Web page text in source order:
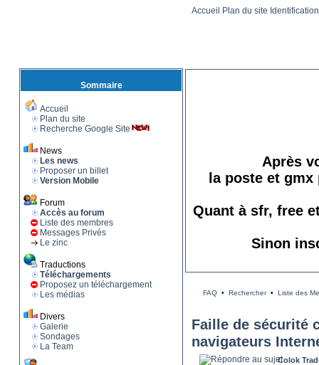
Accueil Plan du site
Sommaire
Accueil
Plan du site
Recherche Google Site
News
Les news
Proposer un billet
Version Mobile
Forum
Accès au forum
Liste des membres
Messages Privés
Le zinc
Traductions
Téléchargements
Proposez un téléchargement
Les médias
Divers
Galerie
Sondages
La Team
Après
la poste et
Quant à sfr, free
Sinon
FAQ• Rechercher• Liste des
Faille de sécurité
navigateurs
Colok